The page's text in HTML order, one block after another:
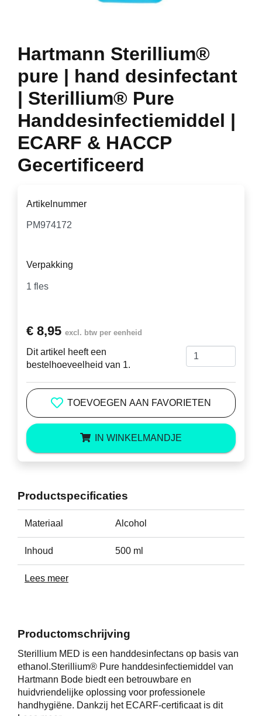
Hartmann Sterillium®
pure | hand desinfectant
| Sterillium® Pure
Handdesinfectiemiddel |
ECARF & HACCP
Gecertificeerd
Artikelnummer
Verpakking
€ 8,95 excl. btw per eenheid
Dit artikel heeft een
bestelhoeveelheid van 1.
TOEVOEGEN AAN FAVORIETEN
IN WINKELMANDJE
Productomschrijving
Sterillium MED is een handdesinfectans op basis van
ethanol.Sterillium® Pure handdesinfectiemiddel van
Hartmann Bode biedt een betrouwbare en
huidvriendelijke oplossing voor professionele
handhygiëne. Dankzij het ECARF-certificaat is dit
Productspecificaties
Materiaal Alcohol
Inhoud 500 ml
Lees meer